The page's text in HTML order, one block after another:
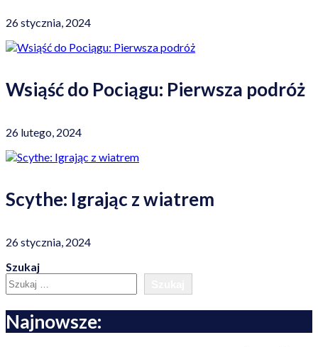
26 stycznia, 2024
Wsiąść do Pociągu: Pierwsza podróż
26 lutego, 2024
Scythe: Igrając z wiatrem
26 stycznia, 2024
Szukaj
Najnowsze: